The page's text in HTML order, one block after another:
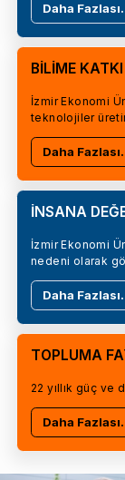
Daha
BİLİME KATKI
İzmir Ekonomi
teknolojiler
Daha
İNSANA
İzmir Ekonomi
nedeni olarak
Daha
TOPLUMA
22 yıllık güç ve
Daha